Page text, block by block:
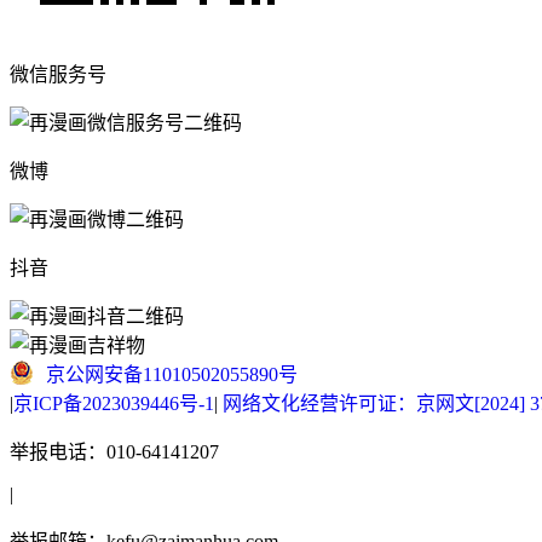
微信服务号
微博
抖音
京公网安备11010502055890号
|京ICP备2023039446号-1 | 网络文化经营许可证：京网文[2024]
举报电话：010-64141207
|